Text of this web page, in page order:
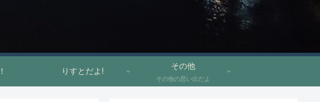
りすとだよ!
その他
その他の思い出だよ